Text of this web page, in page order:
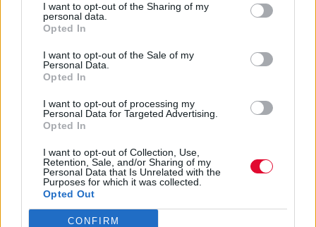
I want to opt-out of the Sharing of my
personal data.
Opted In
I want to opt-out of the Sale of my
Personal Data.
Opted In
I want to opt-out of processing my
Personal Data for Targeted Advertising.
Opted In
I want to opt-out of Collection, Use,
Retention, Sale, and/or Sharing of my
Personal Data that Is Unrelated with the
Purposes for which it was collected.
Opted Out
CONFIRM
περίσσιο της στυλ. Εφοδιασμένη με
μινιμαλιστικές παραγωγές από μετρ του είδους,
εφάπτονται άψογα στην παιχνιδιάρικη χροιά
της και της αφήνουν άπλετο χώρο να κεντήσει
μισή ώρα ακρόασης, να μοιράσει ατάκες και
punchlines, που άλλοι καλλιτέχνες δεν φτύνουν
ούτε σε μια ολόκληρη δισκογραφία, δίχως
βέβαια να θυσιάσει το αισθητικό της κομμάτι.
Μερικές «φτωχές» παραγωγές και
επαναλαμβανόμενες δομές κομματιών,
αναπληρώνονται και με το παραπάνω από την